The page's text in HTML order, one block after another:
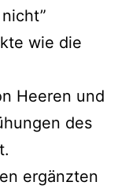
wie die
Heeren und
des
ergänzten